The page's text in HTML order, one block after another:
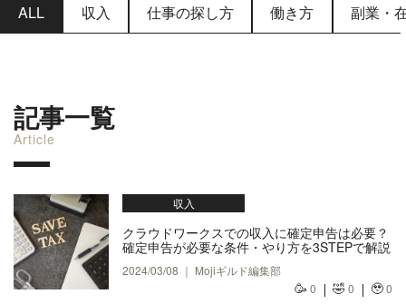
ALL 収入 仕事の探し方 働き方 副業・
記事一覧
Article
収入
クラウドワークスでの収入に確定申告は必要？
確定申告が必要な条件・やり方を3STEPで解説
2024/03/08 ｜ Mojiギルド編集部
🥳 0 🤣0 🥹0